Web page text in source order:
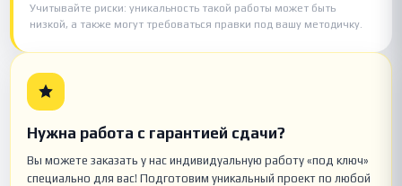
Учитывайте риски: уникальность такой работы может быть
низкой, а также могут требоваться правки под вашу методичку.
Нужна работа с гарантией сдачи?
Вы можете заказать у нас индивидуальную работу «под ключ»
специально для вас! Подготовим уникальный проект по любой